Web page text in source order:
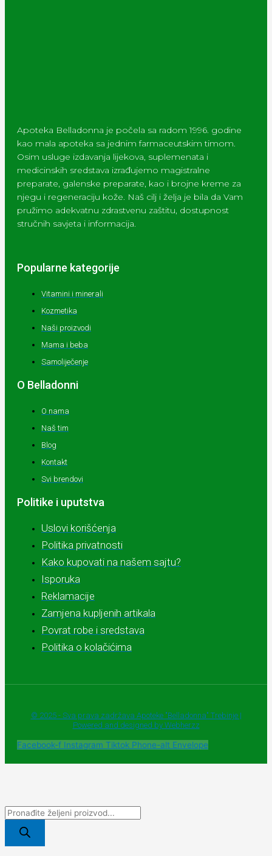
Apoteka Belladonna je počela sa radom 1996. godine
kao mala apoteka sa jednim farmaceutskim timom.
Osim usluge izdavanja lijekova, suplemenata i
medicinskih sredstava izrađujemo magistralne
preparate, galenske preparate, kao i brojne kreme za
njegu i regeneraciju kože. Naš cilj i želja je bila da Vam
pružimo adekvatnu zdrastvenu zaštitu, dostupnost
stručnih savjeta i informacija.
Popularne kategorije
Vitamini i minerali
Kozmetika
Naši proizvodi
Mama i beba
Samoliječenje
O Belladonni
O nama
Naš tim
Blog
Kontakt
Svi brendovi
Politike i uputstva
Uslovi korišćenja
Politika privatnosti
Kako kupovati na našem sajtu?
Isporuka
Reklamacije
Zamjena kupljenih artikala
Povrat robe i sredstava
Politika o kolačićima
© 2025 - Sva prava zadržava Apoteke "Belladonna" Trebinje |
Powered and designed by Webherzz
Facebook-f Instagram Tiktok Phone-alt Envelope